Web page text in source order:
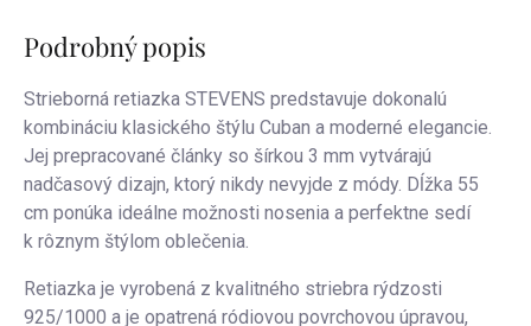
Podrobný popis
Strieborná retiazka STEVENS predstavuje dokonalú
kombináciu klasického štýlu Cuban a moderné elegancie.
Jej prepracované články so šírkou 3 mm vytvárajú
nadčasový dizajn, ktorý nikdy nevyjde z módy. Dĺžka 55
cm ponúka ideálne možnosti nosenia a perfektne sedí
k rôznym štýlom oblečenia.
Retiazka je vyrobená z kvalitného striebra rýdzosti
925/1000 a je opatrená ródiovou povrchovou úpravou,